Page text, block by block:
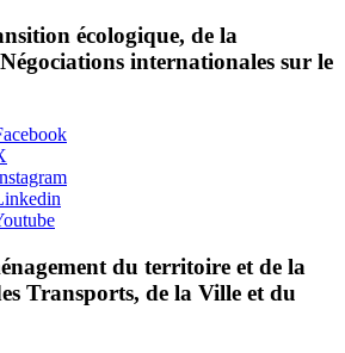
écologique, de la
internationales sur le
du territoire et de la
Transports, de la Ville et du